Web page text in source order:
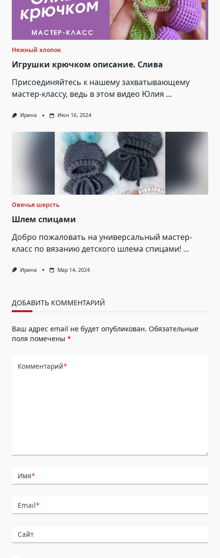
Нежный хлопок
Игрушки крючком описание. Слива
Присоединяйтесь к нашему захватывающему
мастер-классу, ведь в этом видео Юлия ...
Ирина Июн 16, 2024
Овечья шерсть
Шлем спицами
Добро пожаловать на универсальный мастер-
класс по вязанию детского шлема спицами! ...
Ирина Мар 14, 2024
ДОБАВИТЬ КОММЕНТАРИЙ
Ваш адрес email не будет опубликован. Обязательные
поля помечены *
Комментарий*
Имя*
Email*
Сайт